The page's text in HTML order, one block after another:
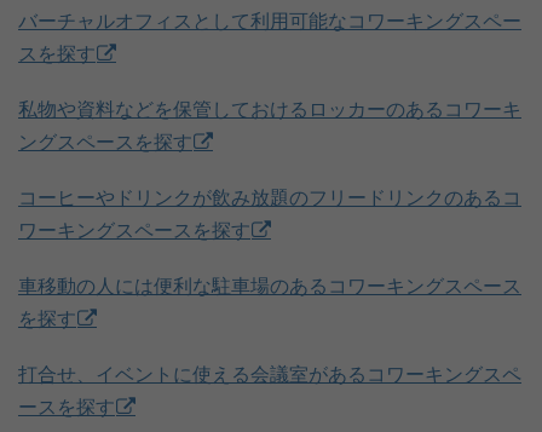
バーチャルオフィスとして利用可能なコワーキングスペー
スを探す
私物や資料などを保管しておけるロッカーのあるコワーキ
ングスペースを探す
コーヒーやドリンクが飲み放題のフリードリンクのあるコ
ワーキングスペースを探す
車移動の人には便利な駐車場のあるコワーキングスペース
を探す
打合せ、イベントに使える会議室があるコワーキングスペ
ースを探す